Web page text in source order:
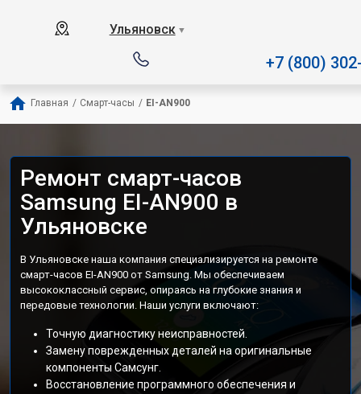
Ульяновск ▼
+7 (800)
Главная / Смарт-часы / EI-AN900
Ремонт смарт-часов
Samsung EI-AN900 в
Ульяновске
В Ульяновске наша компания специализируется на ремонте
смарт-часов EI-AN900 от Samsung. Мы обеспечиваем
высококлассный сервис, опираясь на глубокие знания и
передовые технологии. Наши услуги включают:
Точную диагностику неисправностей.
Замену поврежденных деталей на оригинальные
компоненты Самсунг.
Восстановление программного обеспечения и